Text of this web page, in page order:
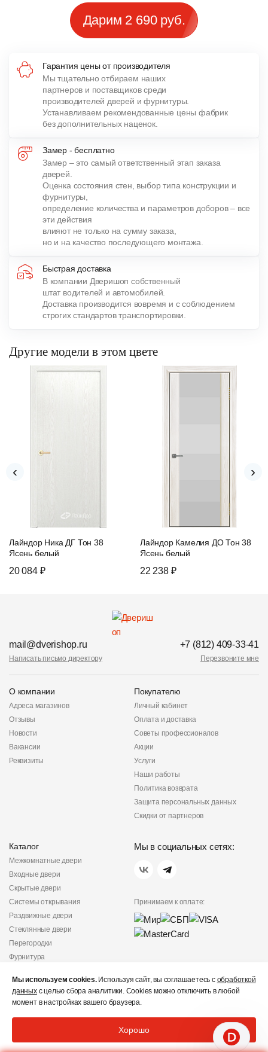
Дарим 2 690 руб.
Гарантия цены от производителя
Мы тщательно отбираем наших
партнеров и поставщиков среди
производителей дверей и фурнитуры.
Устанавливаем рекомендованные цены фабрик
без дополнительных наценок.
Замер - бесплатно
Замер – это самый ответственный этап заказа
дверей.
Оценка состояния стен, выбор типа конструкции и
фурнитуры,
определение количества и параметров доборов – все
эти действия
влияют не только на сумму заказа,
но и на качество последующего монтажа.
Быстрая доставка
В компании Дверишоп собственный
штат водителей и автомобилей.
Доставка производится вовремя и с соблюдением
строгих стандартов транспортировки.
Другие модели в этом цвете
Лайндор Ника ДГ Тон 38
Ясень белый
20 084 ₽
Лайндор Камелия ДО Тон 38
Ясень белый
22 238 ₽
‹ ›
mail@dverishop.ru
Написать письмо директору
+7 (812) 409-33-41
Перезвоните мне
О компании
Адреса магазинов
Отзывы
Новости
Вакансии
Реквизиты
Покупателю
Личный кабинет
Оплата и доставка
Советы профессионалов
Акции
Услуги
Наши работы
Политика возврата
Защита персональных данных
Скидки от партнеров
Каталог
Межкомнатные двери
Входные двери
Скрытые двери
Системы открывания
Раздвижные двери
Стеклянные двери
Перегородки
Фурнитура
Мы в социальных сетях:
Принимаем к оплате:
конфиденциальности
Не является публичной
© «Дверишоп» 2012 - 2026
Мы используем cookies.Используя сайт, вы соглашаетесь с обработкой
данныхс целью сбора аналитики. Cookies можно отключить в любой
момент в настройках вашего браузера.
Хорошо